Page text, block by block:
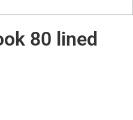
80 lined